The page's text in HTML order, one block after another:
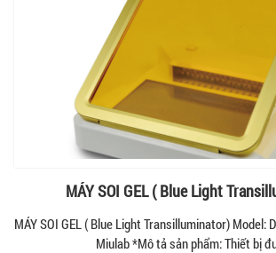
MÁY SOI GEL ( Blue Light
MÁY SOI GEL ( Blue Light Transilluminator) Model:
Miulab *Mô tả sản phẩm: Thiết bị